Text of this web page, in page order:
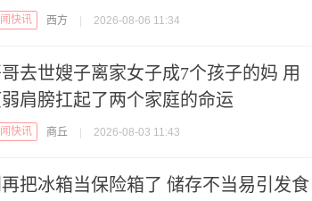
快讯 西方 2026-08-06 11:34
去世嫂子离家女子成7个孩子的妈 用
肩膀扛起了两个家庭的命运
快讯 商丘 2026-08-03 11:43
把冰箱当保险箱了 储存不当易引发食